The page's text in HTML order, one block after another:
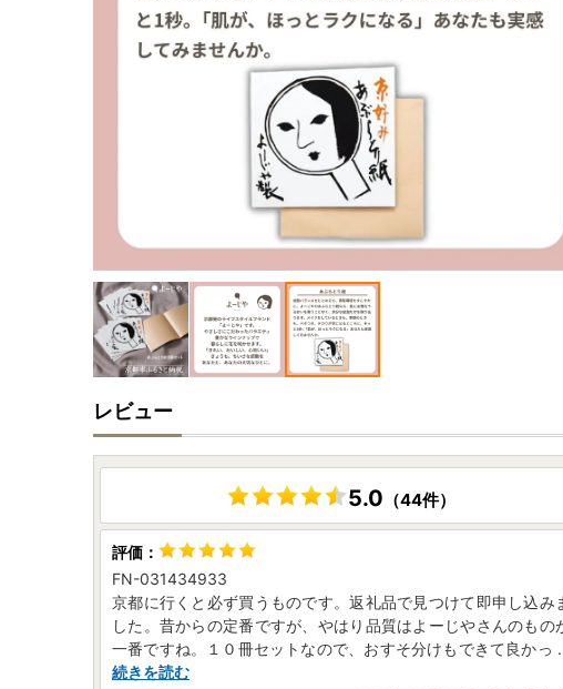
レビュー
5.0 （44件）
FN-031434933
京都に行くと必ず買うものです。返礼品で見つけて即申し込み
した。昔からの定番ですが、やはり品質はよーじやさんのもの
一番ですね。１０冊セットなので、おすそ分けもできて良かっ
続きを読む